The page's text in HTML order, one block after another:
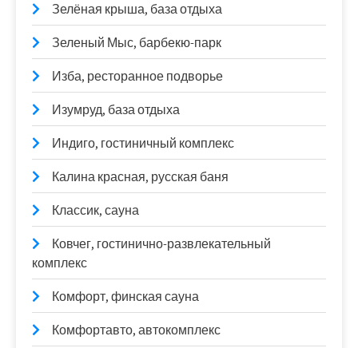
Зелёная крыша, база отдыха
Зеленый Мыс, барбекю-парк
Изба, ресторанное подворье
Изумруд, база отдыха
Индиго, гостиничный комплекс
Калина красная, русская баня
Классик, сауна
Ковчег, гостинично-развлекательный
комплекс
Комфорт, финская сауна
Комфортавто, автокомплекс